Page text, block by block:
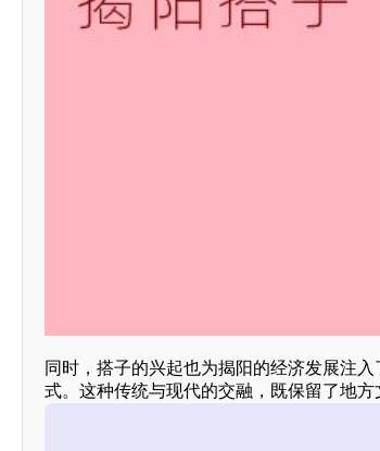
同时，搭子的兴起也为揭阳的经济发展注
式。这种传统与现代的交融，既保留了地